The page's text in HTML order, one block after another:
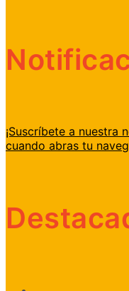
¡Suscríbete a nuestra
cuando abras tu